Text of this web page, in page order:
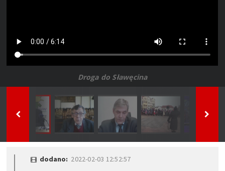
Droga do Sławęcina
dodano: 2022-02-03 12:52:57